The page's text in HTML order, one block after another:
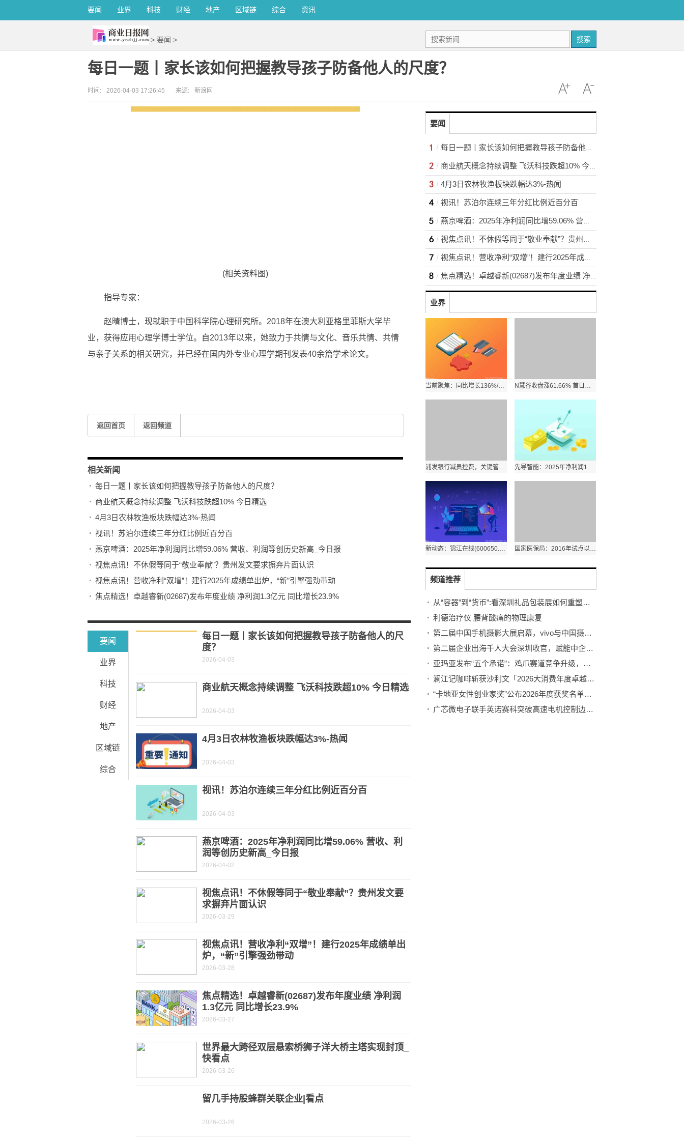
要闻 业界 科技 财经 地产 区域链 综合 资讯
> 要闻 > 搜索
每日一题丨家长该如何把握教导孩子防备他人的尺度？
时间: 2026-04-03 17:26:45 来源: 新浪网
(相关资料图)
指导专家：
赵晴博士，现就职于中国科学院心理研究所。2018年在澳大利亚格里菲斯大学毕
业，获得应用心理学博士学位。自2013年以来，她致力于共情与文化、音乐共情、共情
与亲子关系的相关研究，并已经在国内外专业心理学期刊发表40余篇学术论文。
返回首页 返回频道
相关新闻
每日一题丨家长该如何把握教导孩子防备他人的尺度？
商业航天概念持续调整 飞沃科技跌超10% 今日精选
4月3日农林牧渔板块跌幅达3%-热闻
视讯！苏泊尔连续三年分红比例近百分百
燕京啤酒：2025年净利润同比增59.06% 营收、利润等创历史新高_今日报
视焦点讯！不休假等同于“敬业奉献”？贵州发文要求摒弃片面认识
视焦点讯！营收净利“双增”！建行2025年成绩单出炉，“新”引擎强劲带动
焦点精选！卓越睿新(02687)发布年度业绩 净利润1.3亿元 同比增长23.9%
要闻
业界
科技
财经
地产
区域链
综合
每日一题丨家长该如何把握教导孩子防备他人的尺
度？
2026-04-03
商业航天概念持续调整 飞沃科技跌超10% 今日精选
2026-04-03
4月3日农林牧渔板块跌幅达3%-热闻
2026-04-03
视讯！苏泊尔连续三年分红比例近百分百
2026-04-03
燕京啤酒：2025年净利润同比增59.06% 营收、利
润等创历史新高_今日报
2026-04-02
视焦点讯！不休假等同于“敬业奉献”？贵州发文要
求摒弃片面认识
2026-03-29
视焦点讯！营收净利“双增”！建行2025年成绩单出
炉，“新”引擎强劲带动
2026-03-28
焦点精选！卓越睿新(02687)发布年度业绩 净利润
1.3亿元 同比增长23.9%
2026-03-27
世界最大跨径双层悬索桥狮子洋大桥主塔实现封顶_
快看点
2026-03-26
留几手持股蜂群关联企业|看点
2026-03-26
要闻
每日一题丨家长该如何把握教导孩子防备他人的尺度？
商业航天概念持续调整 飞沃科技跌超10% 今日精选
4月3日农林牧渔板块跌幅达3%-热闻
视讯！苏泊尔连续三年分红比例近百分百
燕京啤酒：2025年净利润同比增59.06% 营收、利润等创历史新高_今日报
视焦点讯！不休假等同于“敬业奉献”？贵州发文要求摒弃片面认识
视焦点讯！营收净利“双增”！建行2025年成绩单出炉，“新”引擎强劲带动
焦点精选！卓越睿新(02687)发布年度业绩 净利润1.3亿元 同比增长23.9%
业界
当前聚焦：同比增长136%/蔚来ES9将于4月9日亮相 蔚来公司3月交付35,486台 N慧谷收盘涨61.66% 首日成交14.74亿元
浦发银行减员控费，关键管理人员一年领取薪酬900万元 先导智能：2025年净利润15.64亿元
新动态：锦江在线(600650.SH)：2025年净利润同比下滑27.81% 国家医保局：2016年试点以来，长护险拉动社会资本投入相关产业超600亿元
频道推荐
从“容器”到“货币”:看深圳礼品包装展如何重塑品牌与消费者的连接
利德治疗仪 腰背酸痛的物理康复
第二届中国手机摄影大展启幕，vivo与中国摄协共促新时代移动影像创作
第二届企业出海千人大会深圳收官，赋能中企远航！
亚玛亚发布“五个承诺”：鸡爪赛道竞争升级，信任成为新战场
澜江记咖啡斩获沙利文「2026大消费年度卓越连锁品牌」奖，以品质与创新领跑咖啡赛道
“卡地亚女性创业家奖”公布2026年度获奖名单， 同步开启2027 年活动招募
广芯微电子联手英诺赛科突破高速电机控制边界：100KHz双频同步，实测超25万转稳定运行